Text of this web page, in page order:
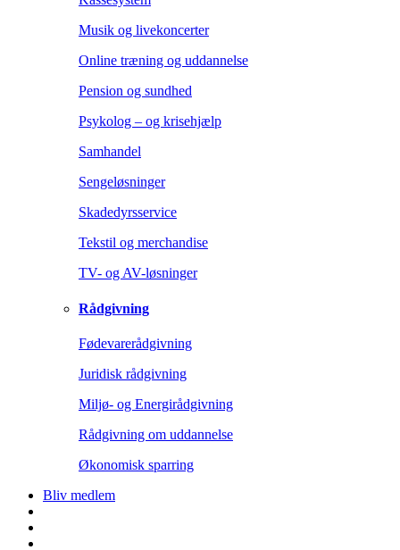
Musik og livekoncerter
Online træning og uddannelse
Pension og sundhed
Psykolog – og krisehjælp
Samhandel
Sengeløsninger
Skadedyrsservice
Tekstil og merchandise
TV- og AV-løsninger
Rådgivning
Fødevarerådgivning
Juridisk rådgivning
Miljø- og Energirådgivning
Rådgivning om uddannelse
Økonomisk sparring
Bliv medlem